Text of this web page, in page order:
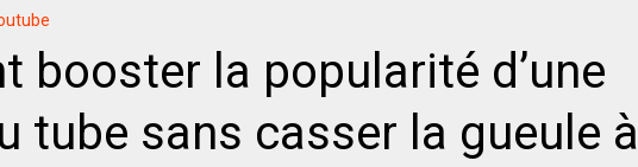
booster la popularité d’une
tube sans casser la gueule à